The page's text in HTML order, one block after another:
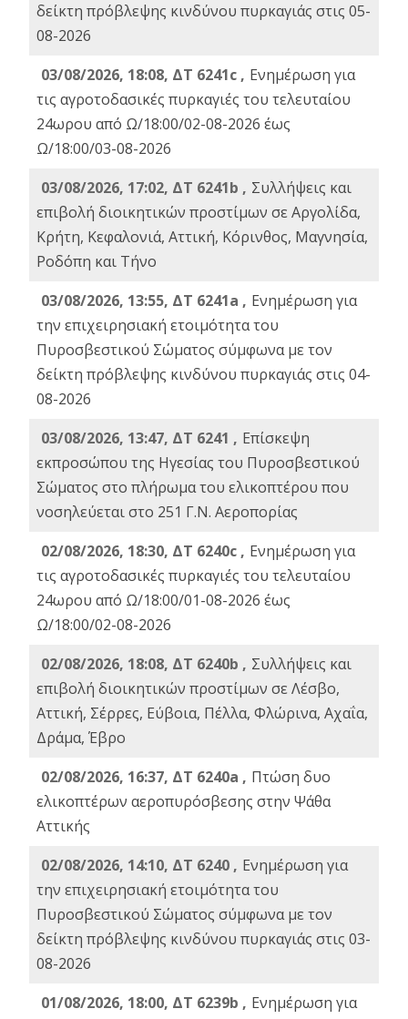
δείκτη πρόβλεψης κινδύνου πυρκαγιάς στις 05-
08-2026
03/08/2026, 18:08, ΔΤ 6241c , Ενημέρωση για
τις αγροτοδασικές πυρκαγιές του τελευταίου
24ωρου από Ω/18:00/02-08-2026 έως
Ω/18:00/03-08-2026
03/08/2026, 17:02, ΔΤ 6241b , Συλλήψεις και
επιβολή διοικητικών προστίμων σε Αργολίδα,
Κρήτη, Κεφαλονιά, Αττική, Κόρινθος, Μαγνησία,
Ροδόπη και Τήνο
03/08/2026, 13:55, ΔΤ 6241a , Ενημέρωση για
την επιχειρησιακή ετοιμότητα του
Πυροσβεστικού Σώματος σύμφωνα με τον
δείκτη πρόβλεψης κινδύνου πυρκαγιάς στις 04-
08-2026
03/08/2026, 13:47, ΔΤ 6241 , Επίσκεψη
εκπροσώπου της Ηγεσίας του Πυροσβεστικού
Σώματος στο πλήρωμα του ελικοπτέρου που
νοσηλεύεται στο 251 Γ.Ν. Αεροπορίας
02/08/2026, 18:30, ΔΤ 6240c , Ενημέρωση για
τις αγροτοδασικές πυρκαγιές του τελευταίου
24ωρου από Ω/18:00/01-08-2026 έως
Ω/18:00/02-08-2026
02/08/2026, 18:08, ΔΤ 6240b , Συλλήψεις και
επιβολή διοικητικών προστίμων σε Λέσβο,
Αττική, Σέρρες, Εύβοια, Πέλλα, Φλώρινα, Αχαΐα,
Δράμα, Έβρο
02/08/2026, 16:37, ΔΤ 6240a , Πτώση δυο
ελικοπτέρων αεροπυρόσβεσης στην Ψάθα
Αττικής
02/08/2026, 14:10, ΔΤ 6240 , Ενημέρωση για
την επιχειρησιακή ετοιμότητα του
Πυροσβεστικού Σώματος σύμφωνα με τον
δείκτη πρόβλεψης κινδύνου πυρκαγιάς στις 03-
08-2026
01/08/2026, 18:00, ΔΤ 6239b , Ενημέρωση για